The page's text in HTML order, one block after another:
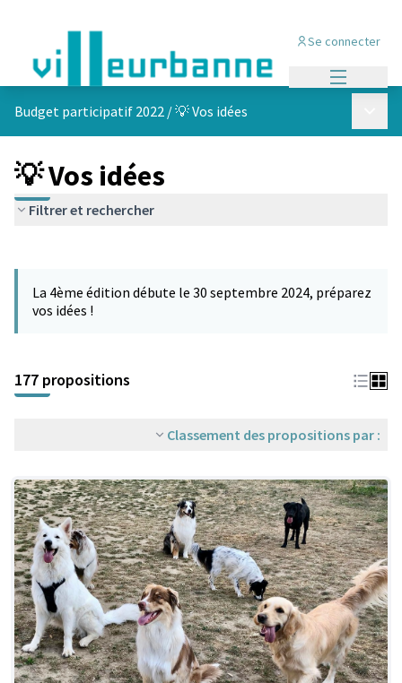
Se connecter
Budget participatif 2022 /💡 Vos idées
💡 Vos idées
Filtrer et rechercher
−
La 4ème édition débute le 30 septembre 2024, préparez
vos idées !
177 propositions
Classement des propositions par :